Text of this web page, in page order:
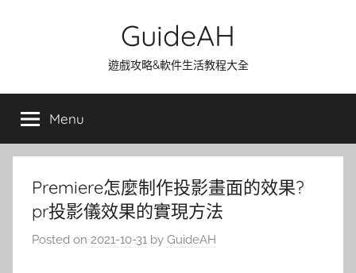
GuideAH
遊戲攻略&軟件生活教程大全
Menu
Premiere怎麼制作投影畫面的效果?
pr投影儀效果的實現方法
Posted on 2021-10-31 by GuideAH